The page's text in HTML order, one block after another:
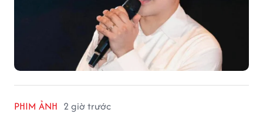
PHIM ẢNH 2 giờ trước